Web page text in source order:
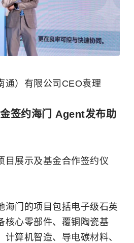
通）有限公司CEO袁理
签约海门 Agent发布助
目展示及基金合作签约仪
海门的项目包括电子级石英
核心零部件、覆铜陶瓷基
算机智造、导电碳材料、